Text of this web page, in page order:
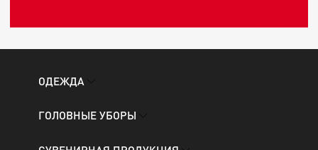
ОДЕЖДА
ГОЛОВНЫЕ УБОРЫ